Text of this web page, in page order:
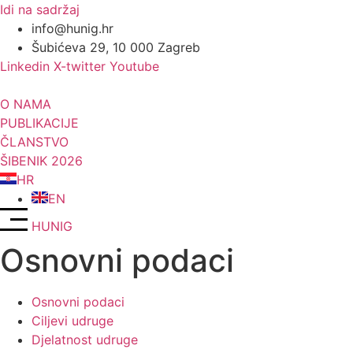
Idi na sadržaj
info@hunig.hr
Šubićeva 29, 10 000 Zagreb
Linkedin X-twitter Youtube
O NAMA
PUBLIKACIJE
ČLANSTVO
ŠIBENIK 2026
HR
EN
HUNIG
Osnovni podaci
Osnovni podaci
Ciljevi udruge
Djelatnost udruge